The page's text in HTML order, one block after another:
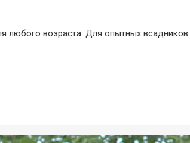
любого возраста. Для опытных всадников.